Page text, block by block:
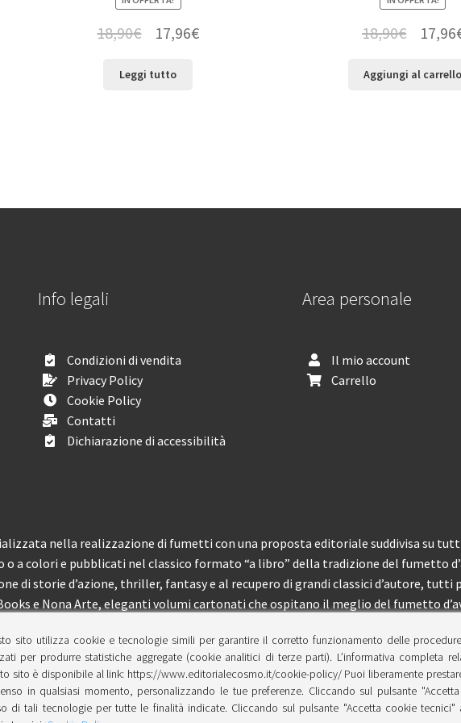
18,90€ 17,96€
Leggi tutto
18,90€ 17,96
Aggiungi al carrello
Info legali
Condizioni di vendita
Privacy Policy
Cookie Policy
Contatti
Dichiarazione di accessibilità
Area personale
Il mio account
Carrello
nella realizzazione di fumetti con una proposta editoriale suddivisa su
o a colori e pubblicati nel classico formato “a libro” della tradizione del fumetto
di storie d’azione, thriller, fantasy e al recupero di grandi classici d’autore,
e Nona Arte, eleganti volumi cartonati che ospitano il meglio del fumetto
ai lettori circa 150 pubblicazioni l’anno.
sito utilizza cookie e tecnologie simili per garantire il corretto funzionamento delle
per produrre statistiche aggregate (cookie analitici di terze parti). L’informativa completa
sito è disponibile al link: https://www.editorialecosmo.it/cookie-policy/ Puoi liberamente
in qualsiasi momento, personalizzando le tue preferenze. Cliccando sul pulsante
di tali tecnologie per tutte le finalità indicate. Cliccando sul pulsante "Accetta cookie tecnici"